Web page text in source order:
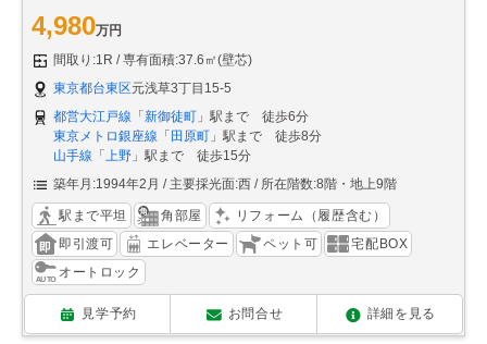
4,980万円
間取り:1R
専有面積:37.6㎡(壁芯)
東京都台東区元浅草3丁目15-5
都営大江戸線 「 新御徒町 」駅まで 徒歩6分
東京メトロ銀座線 「 田原町 」駅まで 徒歩8分
山手線 「 上野 」駅まで 徒歩15分
築年月:1994年2月
主要採光面:西 所在階数:8階・地上9階
駅まで平坦 角部屋
リフォーム（履歴含む）
即引渡可
エレベーター ペット可
宅配BOX
オートロック
見学予約 お問合せ 詳細を見る